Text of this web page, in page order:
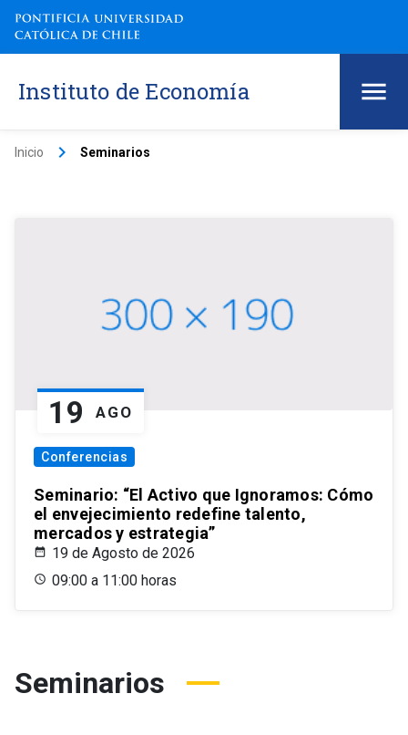
Instituto de Economía
Inicio keyboard_arrow_right Seminarios
19 AGO
Conferencias
Seminario: “El Activo que Ignoramos: Cómo
el envejecimiento redefine talento,
mercados y estrategia”
19 de Agosto de 2026
09:00 a 11:00 horas
Seminarios